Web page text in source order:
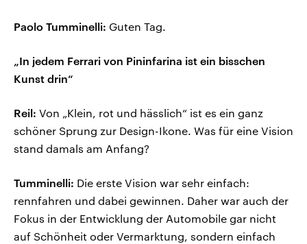
Paolo Tumminelli: Guten Tag.
„In jedem Ferrari von Pininfarina ist ein bisschen
Kunst drin“
Reil: Von „Klein, rot und hässlich“ ist es ein ganz
schöner Sprung zur Design-Ikone. Was für eine Vision
stand damals am Anfang?
Tumminelli: Die erste Vision war sehr einfach:
rennfahren und dabei gewinnen. Daher war auch der
Fokus in der Entwicklung der Automobile gar nicht
auf Schönheit oder Vermarktung, sondern einfach